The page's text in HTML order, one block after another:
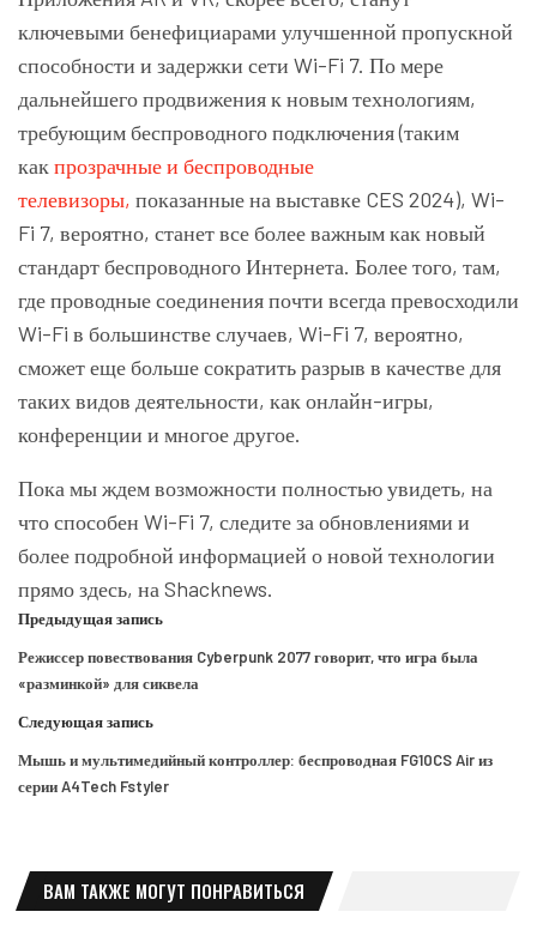
ключевыми бенефициарами улучшенной пропускной
способности и задержки сети Wi-Fi 7. По мере
дальнейшего продвижения к новым технологиям,
требующим беспроводного подключения (таким
как прозрачные и беспроводные
телевизоры, показанные на выставке CES 2024), Wi-
Fi 7, вероятно, станет все более важным как новый
стандарт беспроводного Интернета. Более того, там,
где проводные соединения почти всегда превосходили
Wi-Fi в большинстве случаев, Wi-Fi 7, вероятно,
сможет еще больше сократить разрыв в качестве для
таких видов деятельности, как онлайн-игры,
конференции и многое другое.
Пока мы ждем возможности полностью увидеть, на
что способен Wi-Fi 7, следите за обновлениями и
более подробной информацией о новой технологии
прямо здесь, на Shacknews.
Предыдущая запись
Режиссер повествования Cyberpunk 2077 говорит, что игра была
«разминкой» для сиквела
Следующая запись
Мышь и мультимедийный контроллер: беспроводная FG10CS Air из
серии A4Tech Fstyler
ВАМ ТАКЖЕ МОГУТ ПОНРАВИТЬСЯ